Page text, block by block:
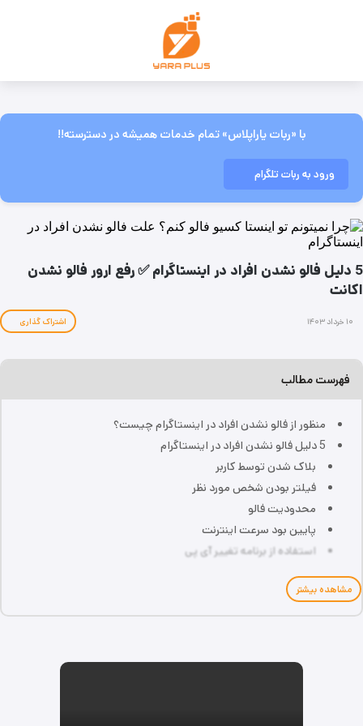
با «ربات یاراپلاس» تمام خدمات همیشه در دسترسته!!
ورود به ربات تلگرام
5 دلیل فالو نشدن افراد در اینستاگرام ✅ رفع ارور فالو نشدن
اکانت
۱۰ خرداد ۱۴۰۳ اشتراک گذاری
فهرست مطالب
منظور از فالو نشدن افراد در اینستاگرام چیست؟
5 دلیل فالو نشدن افراد در اینستاگرام
بلاک شدن توسط کاربر
فیلتر بودن شخص مورد نظر
محدودیت فالو
پایین بود سرعت اینترنت
استفاده از برنامه تغییر آی پی
مشاهده بیشتر